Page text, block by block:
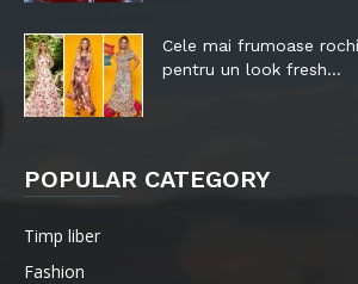
Cele mai frumoase
pentru un look fresh...
POPULAR CATEGORY
Timp liber
Fashion